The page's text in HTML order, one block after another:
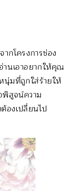
ากโครงการช่อง
นเอาอยากให้คุณ
นุ่มที่ถูกใส่ร้ายให้
พิสูจน์ความ
องเปลี่ยนไป